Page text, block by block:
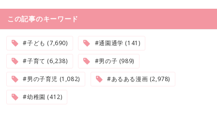
この記事のキーワード
#子ども (7,690) #通園通学 (141)
#子育て (6,238) #男の子 (989)
#男の子育児 (1,082) #あるある漫画 (2,978)
#幼稚園 (412)